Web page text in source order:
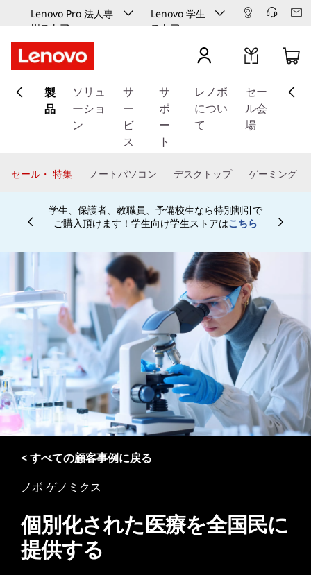
Lenovo Pro 法人専
用ストア
Lenovo 学生
ストア
イ
ン
ッ
る
製
品
ソリュ
ーショ
ン
サ
ー
ビ
ス
サ
ポ
ー
ト
レノボ
につい
て
セー
ル会
場
セール・ 特集 ノートパソコン デスクトップ ゲーミング
学生、保護者、教職員、予備校生なら特別割引で
ご購入頂けます！学生向け学生ストアはこちら
Currently displaying item 4 of
< すべての顧客事例に戻る
ノボ ゲノミクス
個別化された医療を全国民に
提供する